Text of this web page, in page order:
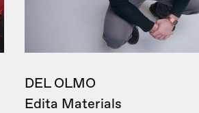
DEL OLMO
Edita Materials